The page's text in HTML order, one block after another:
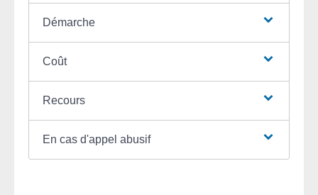
Démarche
Coût
Recours
En cas d'appel abusif